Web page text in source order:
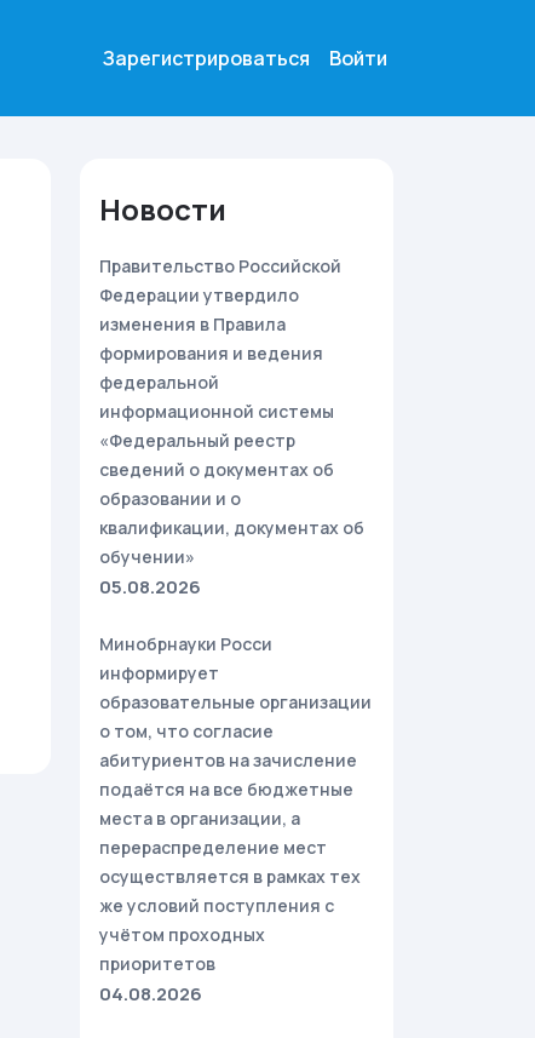
Зарегистрироваться Войти
Новости
Правительство Российской
Федерации утвердило
изменения в Правила
формирования и ведения
федеральной
информационной системы
«Федеральный реестр
сведений о документах об
образовании и о
квалификации, документах об
обучении»
05.08.2026
Минобрнауки Росси
информирует
образовательные организации
о том, что согласие
абитуриентов на зачисление
подаётся на все бюджетные
места в организации, а
перераспределение мест
осуществляется в рамках тех
же условий поступления с
учётом проходных
приоритетов
04.08.2026